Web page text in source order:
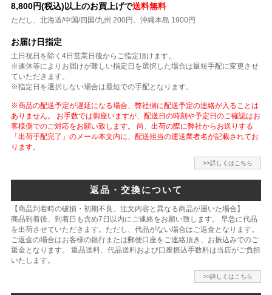
8,800円(税込)以上のお買上げで送料無料
ただし、北海道/中国/四国/九州 200円、沖縄本島 1900円
お届け日指定
土日祝日を除く4日営業日後からご指定頂けます。
※連休等によりお届けが難しい指定日を選択した場合は最短手配に変更させ
ていただきます。
※指定日を選択しない場合は最短での手配となります。
※商品の配送予定が遅延になる場合、弊社側に配送予定の連絡が入ることは
ありません。 お手数では御座いますが、配送日の時刻や予定日のご確認はお
客様側でのご対応をお願い致します。 尚、出荷の際に弊社からお送りする
「出荷手配完了」のメール本文内に、配送担当の運送業者名が記載されてお
ります。
>>詳しくはこちら
返品・交換について
【商品到着時の破損・初期不良、注文内容と異なる商品が届いた場合】
商品到着後、到着日も含め7日以内にご連絡をお願い致します。 早急に代品
を出荷させていただきます。ただし、代品がない場合はご返金となります。
ご返金の場合はお客様の銀行または郵便口座をご連絡頂き、お振込みでのご
返金となります。 返品送料、代品送料および口座振込手数料は当店がご負担
いたします。
>>詳しくはこちら